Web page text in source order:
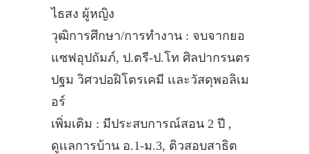
ไธสง ผู้หญิง
วุฒิการศึกษา/การทำงาน : จบจากยอ
แซฟอุปถัมภ์, ป.ตรี-ป.โท ศิลปากรนตร
ปฐม วิศวปอฝิโตรเคมี เเละวัสดุพอลิเม
อร์
เพิ่มเติม : มีประสบการณ์สอน 2 ปี ,
ดูเเลการบ้าน อ.1-ม.3, ติวสอบสาธิต